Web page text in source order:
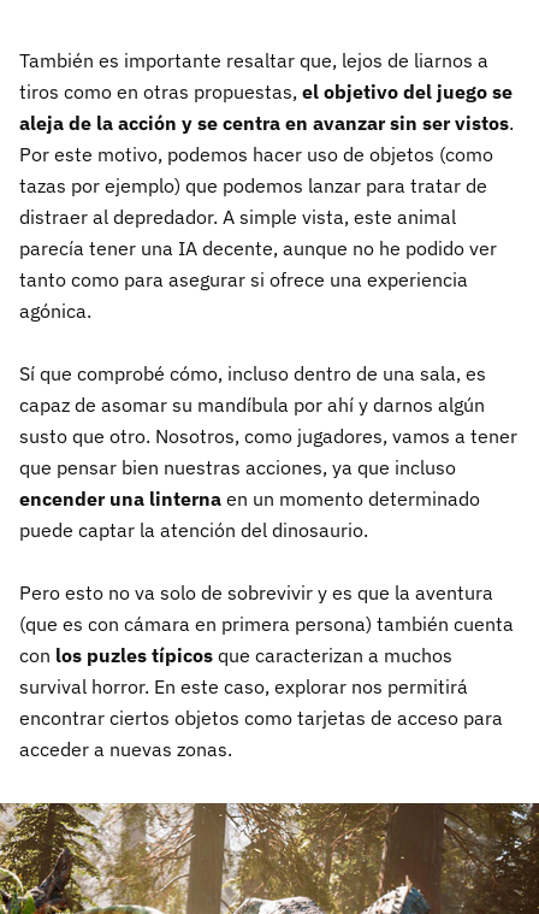
También es importante resaltar que, lejos de liarnos a
tiros como en otras propuestas, el objetivo del juego se
aleja de la acción y se centra en avanzar sin ser vistos.
Por este motivo, podemos hacer uso de objetos (como
tazas por ejemplo) que podemos lanzar para tratar de
distraer al depredador. A simple vista, este animal
parecía tener una IA decente, aunque no he podido ver
tanto como para asegurar si ofrece una experiencia
agónica.
Sí que comprobé cómo, incluso dentro de una sala, es
capaz de asomar su mandíbula por ahí y darnos algún
susto que otro. Nosotros, como jugadores, vamos a tener
que pensar bien nuestras acciones, ya que incluso
encender una linterna en un momento determinado
puede captar la atención del dinosaurio.
Pero esto no va solo de sobrevivir y es que la aventura
(que es con cámara en primera persona) también cuenta
con los puzles típicos que caracterizan a muchos
survival horror. En este caso, explorar nos permitirá
encontrar ciertos objetos como tarjetas de acceso para
acceder a nuevas zonas.